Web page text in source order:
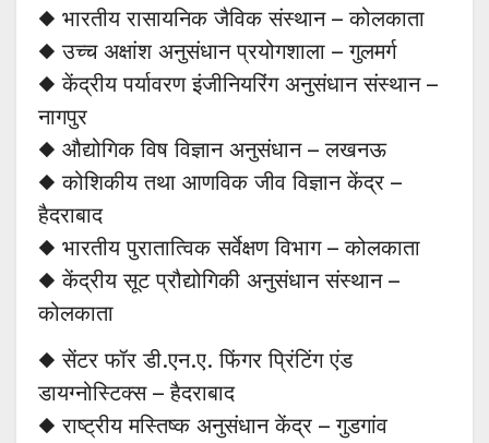
◆ भारतीय रासायनिक जैविक संस्थान – कोलकाता
◆ उच्च अक्षांश अनुसंधान प्रयोगशाला – गुलमर्ग
◆ केंद्रीय पर्यावरण इंजीनियरिंग अनुसंधान संस्थान –
नागपुर
◆ औद्योगिक विष विज्ञान अनुसंधान – लखनऊ
◆ कोशिकीय तथा आणविक जीव विज्ञान केंद्र –
हैदराबाद
◆ भारतीय पुरातात्विक सर्वेक्षण विभाग – कोलकाता
◆ केंद्रीय सूट प्रौद्योगिकी अनुसंधान संस्थान –
कोलकाता
◆ सेंटर फॉर डी.एन.ए. फिंगर प्रिंटिंग एंड
डायग्नोस्टिक्स – हैदराबाद
◆ राष्ट्रीय मस्तिष्क अनुसंधान केंद्र – गुडगांव